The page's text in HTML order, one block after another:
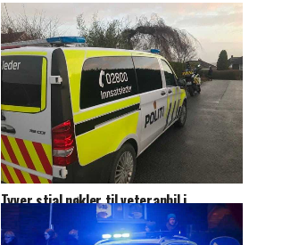
Tyver stjal nøkler til veteranbil i
boliginnbrudd